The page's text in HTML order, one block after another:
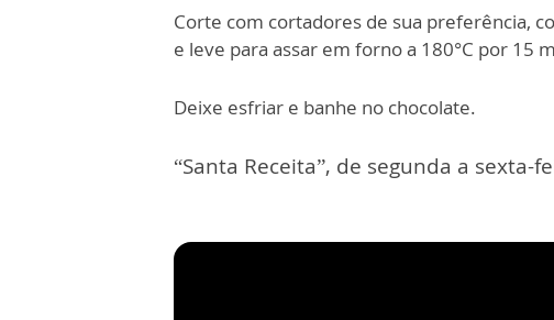
Corte com cortadores de sua preferência,
e leve para assar em forno a 180°C por 15
Deixe esfriar e banhe no chocolate.
“Santa Receita”, de segunda a sexta-